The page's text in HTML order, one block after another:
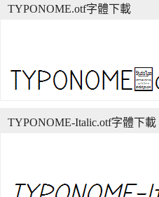
TYPONOME.otf字體下載
TYPONOME-Italic.otf字體下載